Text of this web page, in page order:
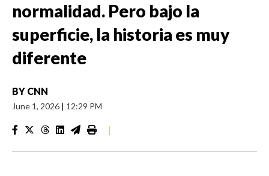
normalidad. Pero bajo la
superficie, la historia es muy
diferente
BY CNN
June 1, 2026 | 12:29 PM
|